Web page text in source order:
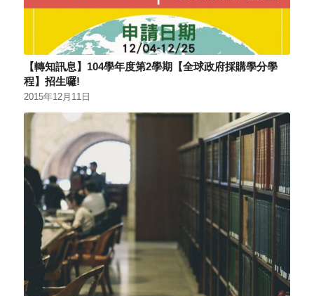
【轉知訊息】104學年度第2學期【全球政府採購學分學
程】招生囉!
2015年12月11日